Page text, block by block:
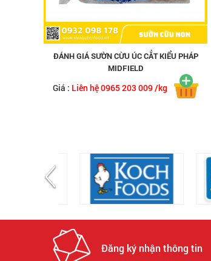
ĐÁNH GIÁ SƯỜN CỪU ÚC CẮT KIỂU PHÁP
MIDFIELD
Giá : Liên hệ 0965 203 009 /kg
Đăng ký nhận thông tin